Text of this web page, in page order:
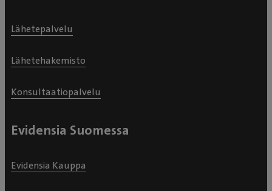
Lähetepalvelu
Lähetehakemisto
Konsultaatiopalvelu
Evidensia Suomessa
Evidensia Kauppa